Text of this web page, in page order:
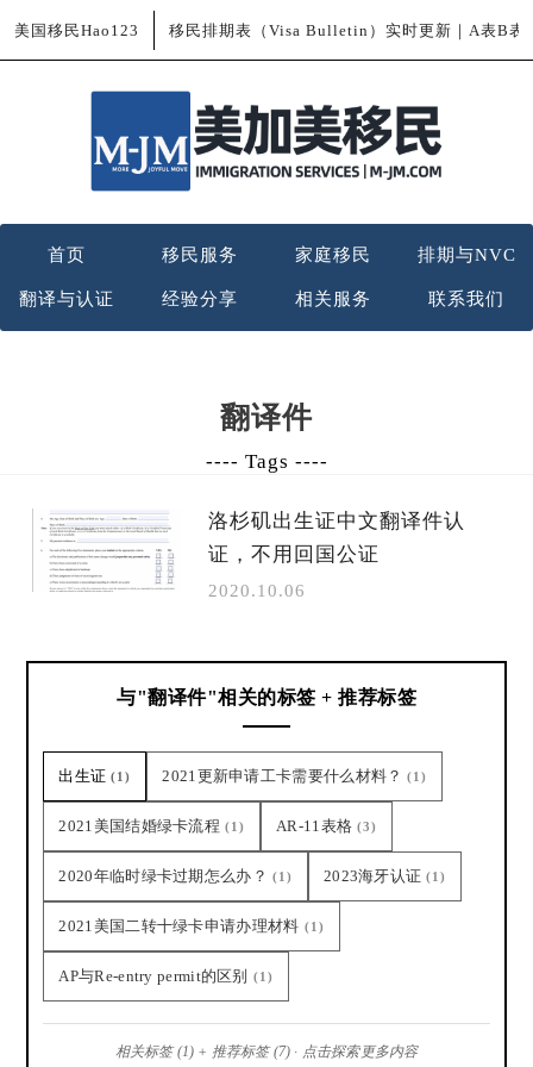
美国移民Hao123 移民排期表（Visa Bulletin）实时更新｜A表B表
首页 移民服务 家庭移民 排期与NVC
翻译与认证 经验分享 相关服务 联系我们
翻译件
---- Tags ----
洛杉矶出生证中文翻译件认
证，不用回国公证
2020.10.06
与"翻译件"相关的标签 + 推荐标签
出生证 (1) 2021更新申请工卡需要什么材料？ (1)
2021美国结婚绿卡流程 (1) AR-11表格 (3)
2020年临时绿卡过期怎么办？ (1) 2023海牙认证 (1)
2021美国二转十绿卡申请办理材料 (1)
AP与Re-entry permit的区别 (1)
相关标签 (1) + 推荐标签 (7) · 点击探索更多内容